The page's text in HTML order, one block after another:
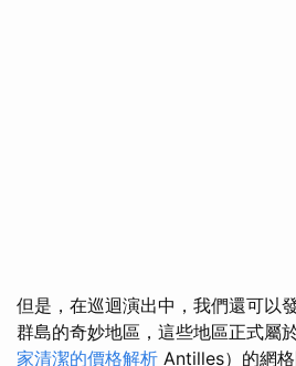
但是，在巡迴演出中，我們還可以
群島的奇妙地區，這些地區正式屬
家清潔的價格解析 Antilles）的網格